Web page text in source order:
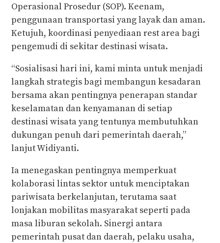
Operasional Prosedur (SOP). Keenam,
penggunaan transportasi yang layak dan aman.
Ketujuh, koordinasi penyediaan rest area bagi
pengemudi di sekitar destinasi wisata.
“Sosialisasi hari ini, kami minta untuk menjadi
langkah strategis bagi membangun kesadaran
bersama akan pentingnya penerapan standar
keselamatan dan kenyamanan di setiap
destinasi wisata yang tentunya membutuhkan
dukungan penuh dari pemerintah daerah,”
lanjut Widiyanti.
Ia menegaskan pentingnya memperkuat
kolaborasi lintas sektor untuk menciptakan
pariwisata berkelanjutan, terutama saat
lonjakan mobilitas masyarakat seperti pada
masa liburan sekolah. Sinergi antara
pemerintah pusat dan daerah, pelaku usaha,